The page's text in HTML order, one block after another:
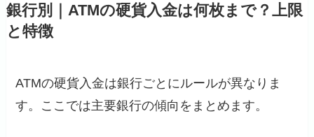
銀行別｜ATMの硬貨入金は何枚まで？上限
と特徴
ATMの硬貨入金は銀行ごとにルールが異なりま
す。ここでは主要銀行の傾向をまとめます。